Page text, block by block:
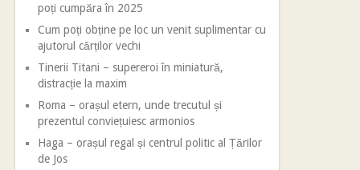
poți cumpăra în 2025
Cum poți obține pe loc un venit suplimentar cu
ajutorul cărților vechi
Tinerii Titani – supereroi în miniatură,
distracție la maxim
Roma – orașul etern, unde trecutul și
prezentul conviețuiesc armonios
Haga – orașul regal și centrul politic al Țărilor
de Jos